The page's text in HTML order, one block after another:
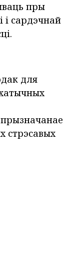
пры
і сардэчнай
для
прызначанае
стрэсавых